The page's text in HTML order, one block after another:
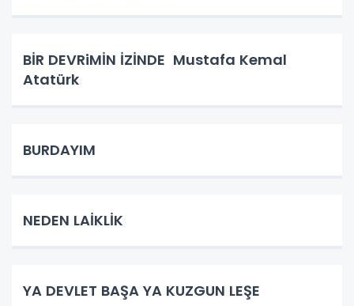
BİR DEVRiMİN İZİNDE Mustafa Kemal
Atatürk
BURDAYIM
NEDEN LAİKLİK
YA DEVLET BAŞA YA KUZGUN LEŞE